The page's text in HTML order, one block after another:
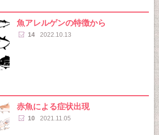
魚アレルゲンの特徴から
14 2022.10.13
赤魚による症状出現
10 2021.11.05